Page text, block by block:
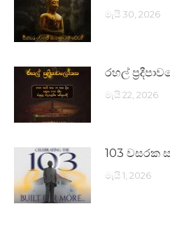
මැයි 30, 2026
රහල්
මැයි 22, 2026
103 වසරක
මැයි 1, 2026